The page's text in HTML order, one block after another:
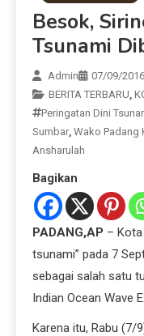
Besok,
Tsunami
Admin 07/09/2016
BERITA TERBARU
Peringatan Dini
Sumbar Wako Padang
Ansharulah
Bagikan
PADANG,AP – Kota
tsunami” pada 7
sebagai salah satu
Indian Ocean Wave
Karena itu, Rabu (7/